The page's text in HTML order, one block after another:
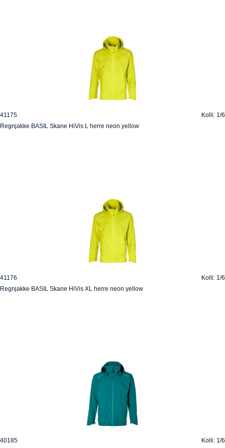
41175
Kolli: 1/6
Regnjakke BASIL Skane HiVis L herre neon yellow
41176
Kolli: 1/6
Regnjakke BASIL Skane HiVis XL herre neon yellow
40185 Kolli: 1/6